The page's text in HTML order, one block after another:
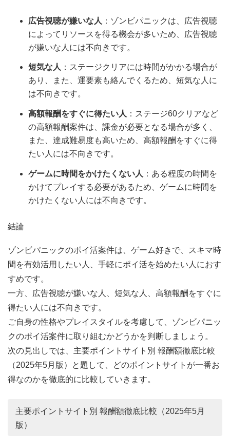
広告視聴が嫌いな人 ：ゾンビパニックは、広告視聴
によってリソースを得る機会が多いため、広告視聴
が嫌いな人には不向きです。
短気な人 ：ステージクリアには時間がかかる場合が
あり、また、運要素も絡んでくるため、短気な人に
は不向きです。
高額報酬をすぐに得たい人 ：ステージ60クリアなど
の高額報酬案件は、課金が必要となる場合が多く、
また、達成難易度も高いため、高額報酬をすぐに得
たい人には不向きです。
ゲームに時間をかけたくない人 ：ある程度の時間を
かけてプレイする必要があるため、ゲームに時間を
かけたくない人には不向きです。
結論
ゾンビパニックのポイ活案件は、ゲーム好きで、スキマ時
間を有効活用したい人、手軽にポイ活を始めたい人におす
すめです。
一方、広告視聴が嫌いな人、短気な人、高額報酬をすぐに
得たい人には不向きです。
ご自身の性格やプレイスタイルを考慮して、ゾンビパニッ
クのポイ活案件に取り組むかどうかを判断しましょう。
次の見出しでは、主要ポイントサイト別 報酬額徹底比較
（2025年5月版）と題して、どのポイントサイトが一番お
得なのかを徹底的に比較していきます。
主要ポイントサイト別 報酬額徹底比較（2025年5月
版）